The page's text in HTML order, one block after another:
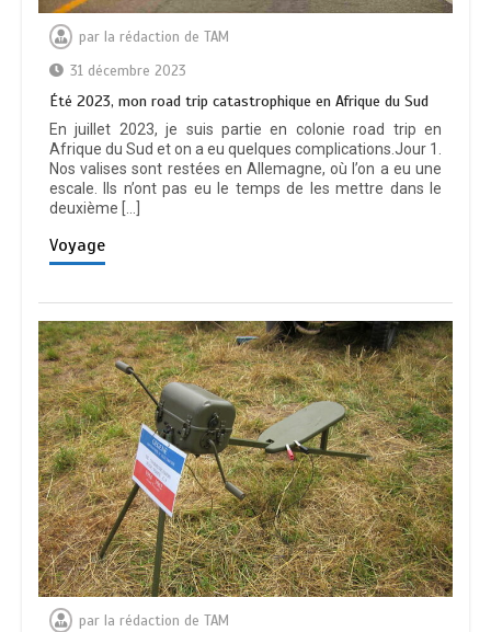
par la rédaction de TAM
31 décembre 2023
Été 2023, mon road trip catastrophique en Afrique du Sud
En juillet 2023, je suis partie en colonie road trip en
Afrique du Sud et on a eu quelques complications.Jour 1.
Nos valises sont restées en Allemagne, où l’on a eu une
escale. Ils n’ont pas eu le temps de les mettre dans le
deuxième […]
Voyage
par la rédaction de TAM